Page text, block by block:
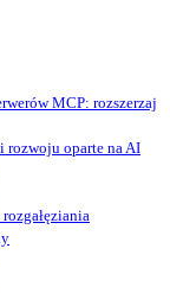
MCP: rozszerzaj
rozwoju oparte na AI